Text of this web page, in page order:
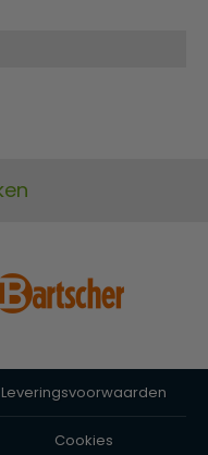
Leveringsvoorwaarden
Cookies